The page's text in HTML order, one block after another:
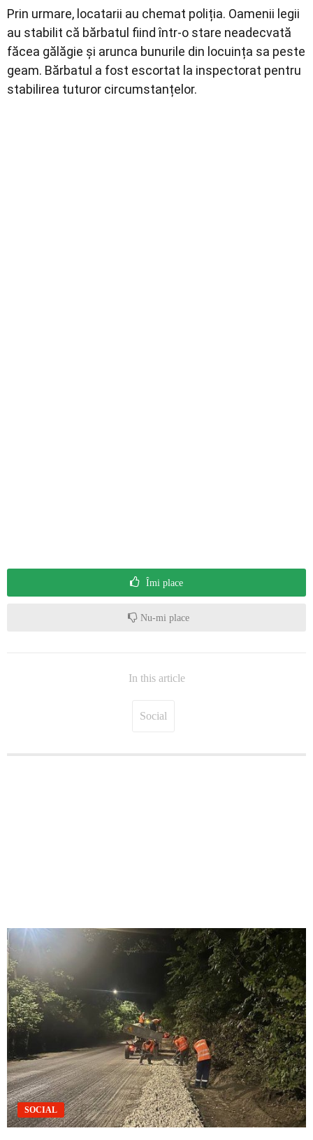
Prin urmare, locatarii au chemat poliția. Oamenii legii
au stabilit că bărbatul fiind într-o stare neadecvată
făcea gălăgie și arunca bunurile din locuința sa peste
geam. Bărbatul a fost escortat la inspectorat pentru
stabilirea tuturor circumstanțelor.
Îmi place
Nu-mi place
In this article
Social
SOCIAL